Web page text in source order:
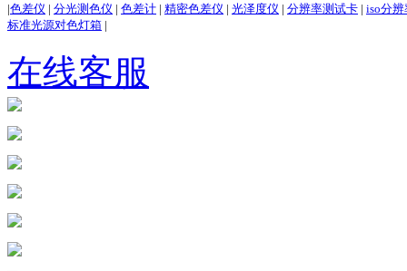
|色差仪 | 分光测色仪 | 色差计 | 精密色差仪 | 光泽度仪 | 分辨率测试卡 | iso分
标准光源对色灯箱 |
在线客服